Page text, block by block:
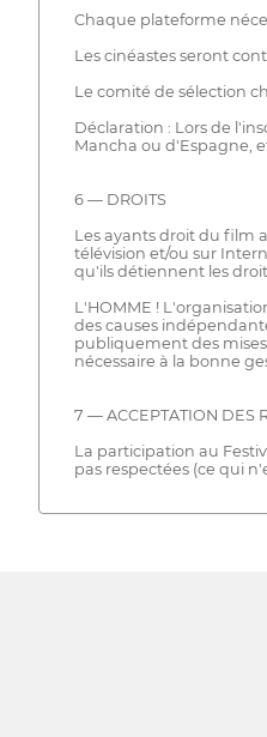
Chaque plateforme
Les cinéastes seront
Le comité de sélection
Déclaration : Lors de
Mancha ou d'Espagne,
6 — DROITS
Les ayants droit du film
télévision et/ou sur
qu'ils détiennent les
L'HOMME !
des causes
publiquement des
nécessaire à la bonne
7 — ACCEPTATION DES
La participation au
pas respectées (ce qui